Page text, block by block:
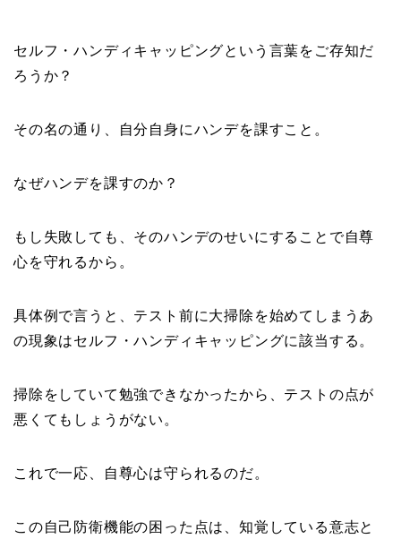
セルフ・ハンディキャッピングという言葉をご存知だ
ろうか？
その名の通り、自分自身にハンデを課すこと。
なぜハンデを課すのか？
もし失敗しても、そのハンデのせいにすることで自尊
心を守れるから。
具体例で言うと、テスト前に大掃除を始めてしまうあ
の現象はセルフ・ハンディキャッピングに該当する。
掃除をしていて勉強できなかったから、テストの点が
悪くてもしょうがない。
これで一応、自尊心は守られるのだ。
この自己防衛機能の困った点は、知覚している意志と